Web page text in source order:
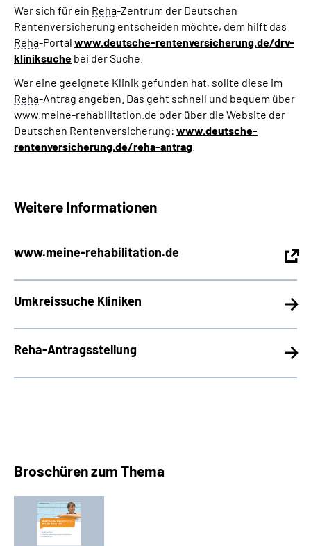
Mein Kundenportal
Wer sich für ein Reha-Zentrum der Deutschen
Rentenversicherung entscheiden möchte, dem hilft das
Reha-Portal www.deutsche-rentenversicherung.de/drv-
kliniksuche bei der Suche.
Wer eine geeignete Klinik gefunden hat, sollte diese im
Reha-Antrag angeben. Das geht schnell und bequem über
www.meine-rehabilitation.de oder über die Website der
Deutschen Rentenversicherung: www.deutsche-
rentenversicherung.de/reha-antrag
Weitere Informationen
www.meine-rehabilitation.de
Umkreissuche Kliniken
Reha-Antragsstellung
Broschüren zum Thema